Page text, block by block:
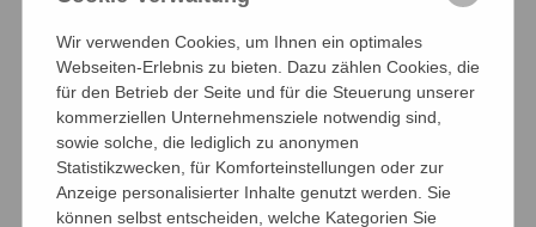
Wir verwenden Cookies, um Ihnen ein optimales
Webseiten-Erlebnis zu bieten. Dazu zählen Cookies, die
für den Betrieb der Seite und für die Steuerung unserer
kommerziellen Unternehmensziele notwendig sind,
sowie solche, die lediglich zu anonymen
Statistikzwecken, für Komforteinstellungen oder zur
Anzeige personalisierter Inhalte genutzt werden. Sie
können selbst entscheiden, welche Kategorien Sie